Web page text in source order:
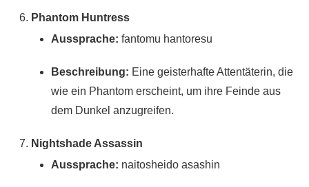
Phantom Huntress
Aussprache: fantomu hantoresu
Beschreibung: Eine geisterhafte Attentäterin, die
wie ein Phantom erscheint, um ihre Feinde aus
dem Dunkel anzugreifen.
Nightshade Assassin
Aussprache: naitosheido asashin